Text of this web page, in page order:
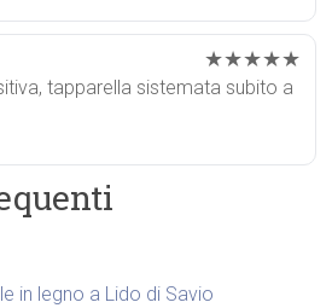
★★★★★
tapparella sistemata subito a
in legno a Lido di Savio